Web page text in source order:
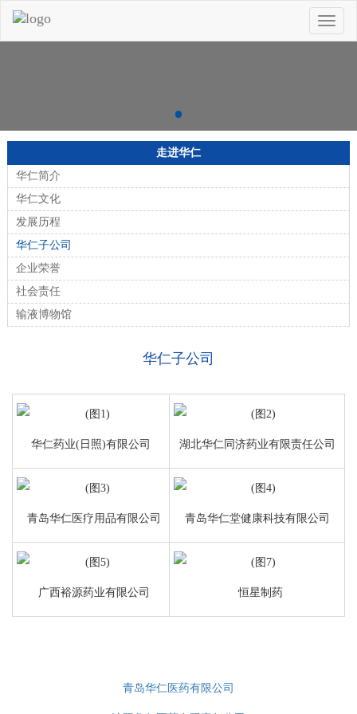
Toggle
走进华仁
华仁简介
华仁文化
发展历程
华仁子公司
企业荣誉
社会责任
输液博物馆
华仁子公司
华仁药业(日照)有限公司 湖北华仁同济药业有限责任公司
青岛华仁医疗用品有限公司 青岛华仁堂健康科技有限公司
广西裕源药业有限公司 恒星制药
青岛华仁医药有限公司